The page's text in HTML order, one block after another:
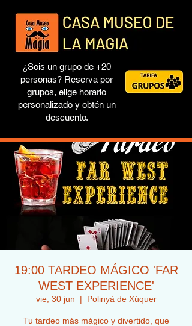
¿Sois un grupo de +20
personas? Reserva por
grupos, elige horario
personalizado y obtén un
descuento.
19:00 TARDEO MÁGICO 'FAR
WEST EXPERIENCE'
vie, 30 jun
  |
Polinyà de Xúquer
Tu tardeo más mágico y divertido, que